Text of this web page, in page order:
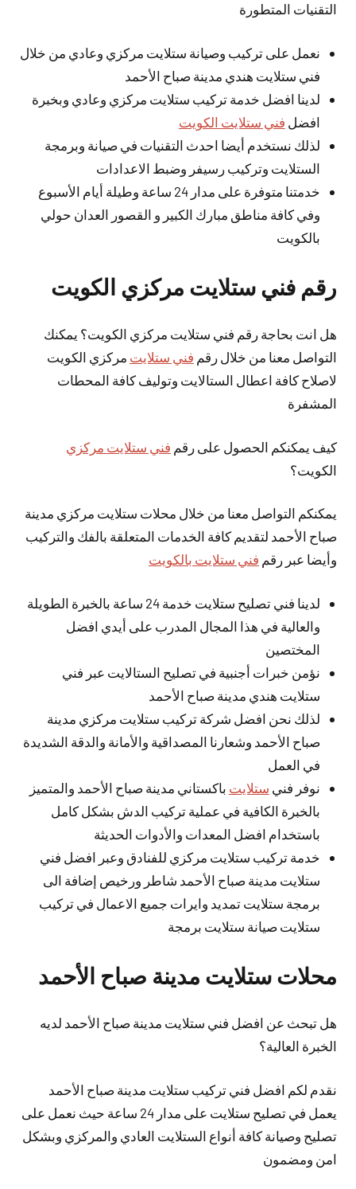
التقنيات المتطورة
نعمل على تركيب وصيانة ستلايت مركزي وعادي من خلال
فني ستلايت هندي مدينة صباح الأحمد
لدينا افضل خدمة تركيب ستلايت مركزي وعادي وبخبرة
افضل فني ستلايت الكويت
لذلك نستخدم أيضا احدث التقنيات في صيانة وبرمجة
الستلايت وتركيب رسيفر وضبط الاعدادات
خدمتنا متوفرة على مدار 24 ساعة وطيلة أيام الأسبوع
وفي كافة مناطق مبارك الكبير و القصور العدان حولي
بالكويت
رقم فني ستلايت مركزي الكويت
هل انت بحاجة رقم فني ستلايت مركزي الكويت؟ يمكنك
التواصل معنا من خلال رقم فني ستلايت مركزي الكويت
لاصلاح كافة اعطال الستالايت وتوليف كافة المحطات
المشفرة
كيف يمكنكم الحصول على رقم فني ستلايت مركزي
الكويت؟
يمكنكم التواصل معنا من خلال محلات ستلايت مركزي مدينة
صباح الأحمد لتقديم كافة الخدمات المتعلقة بالفك والتركيب
وأيضا عبر رقم فني ستلايت بالكويت
لدينا فني تصليح ستلايت خدمة 24 ساعة بالخبرة الطويلة
والعالية في هذا المجال المدرب على أيدي افضل
المختصين
نؤمن خبرات أجنبية في تصليح الستالايت عبر فني
ستلايت هندي مدينة صباح الأحمد
لذلك نحن افضل شركة تركيب ستلايت مركزي مدينة
صباح الأحمد وشعارنا المصداقية والأمانة والدقة الشديدة
في العمل
نوفر فني ستلايت باكستاني مدينة صباح الأحمد والمتميز
بالخبرة الكافية في عملية تركيب الدش بشكل كامل
باستخدام افضل المعدات والأدوات الحديثة
خدمة تركيب ستلايت مركزي للفنادق وعبر افضل فني
ستلايت مدينة صباح الأحمد شاطر ورخيص إضافة الى
برمجة ستلايت تمديد وايرات جميع الاعمال في تركيب
ستلايت صيانة ستلايت برمجة
محلات ستلايت مدينة صباح الأحمد
هل تبحث عن افضل فني ستلايت مدينة صباح الأحمد لديه
الخبرة العالية؟
نقدم لكم افضل فني تركيب ستلايت مدينة صباح الأحمد
يعمل في تصليح ستلايت على مدار 24 ساعة حيث نعمل على
تصليح وصيانة كافة أنواع الستلايت العادي والمركزي وبشكل
امن ومضمون